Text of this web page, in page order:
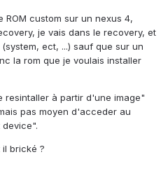
custom sur un nexus 4,
je vais dans le recovery, et
ect, ...) sauf que sur un
la rom que je voulais installer
resintaller à partir d'une image"
pas moyen d'acceder au
il brické ?